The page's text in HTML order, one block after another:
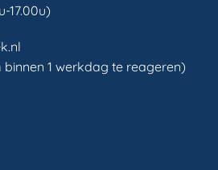
17.00u)
1 werkdag te reageren)